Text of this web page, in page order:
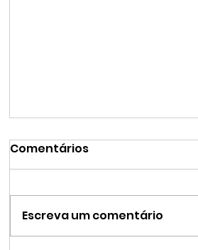
Comentários
Escreva um comentário